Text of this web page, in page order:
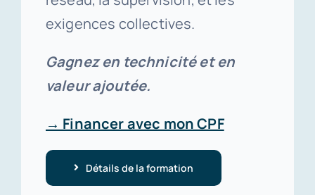
exigences collectives.
Gagnez en technicité et en
valeur ajoutée.
→ Financer avec mon CPF
Détails de la formation